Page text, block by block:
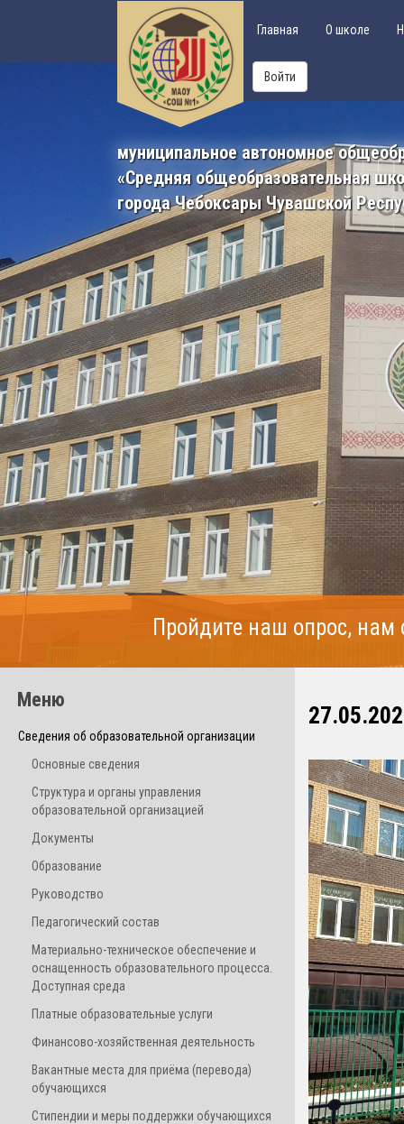
Главная О школе
Войти
муниципальное автономное
«Средняя общеобразовательная
города Чебоксары Чувашской
Пройдите наш опрос,
Меню
Сведения об образовательной организации
Основные сведения
Структура и органы управления
образовательной организацией
Документы
Образование
Руководство
Педагогический состав
Материально-техническое обеспечение и
оснащенность образовательного процесса.
Доступная среда
Платные образовательные услуги
Финансово-хозяйственная деятельность
Вакантные места для приёма (перевода)
обучающихся
Стипендии и меры поддержки обучающихся